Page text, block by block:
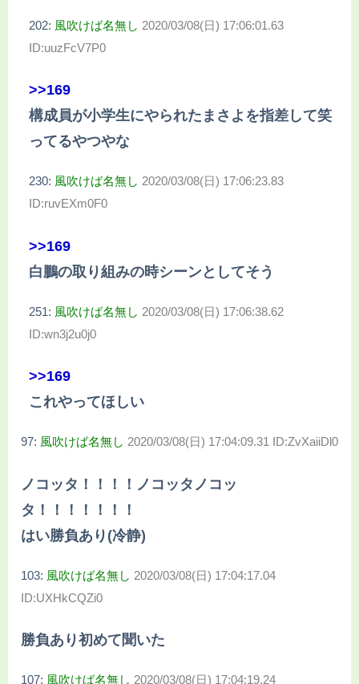
202: 風吹けば名無し 2020/03/08(日) 17:06:01.63
ID:uuzFcV7P0
>>169
構成員が小学生にやられたまさよを指差して笑
ってるやつやな
230: 風吹けば名無し 2020/03/08(日) 17:06:23.83
ID:ruvEXm0F0
>>169
白鵬の取り組みの時シーンとしてそう
251: 風吹けば名無し 2020/03/08(日) 17:06:38.62
ID:wn3j2u0j0
>>169
これやってほしい
97: 風吹けば名無し 2020/03/08(日) 17:04:09.31 ID:ZvXaiiDl0
ノコッタ！！！！ノコッタノコッ
タ！！！！！！！
はい勝負あり(冷静)
103: 風吹けば名無し 2020/03/08(日) 17:04:17.04
ID:UXHkCQZi0
勝負あり初めて聞いた
107: 風吹けば名無し 2020/03/08(日) 17:04:19.24